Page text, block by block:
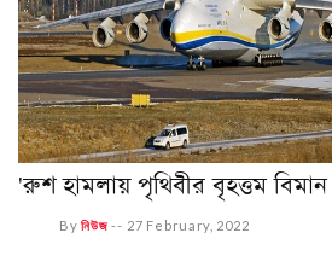
'রুশ হামলায় পৃথিবীর বৃহত্তম
Byনিউজ -- 27 February, 2022